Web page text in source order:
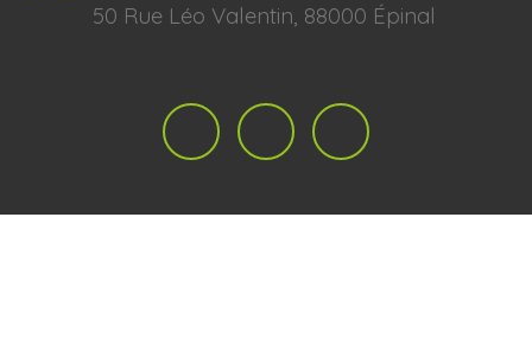
50 Rue Léo Valentin, 88000 Épinal